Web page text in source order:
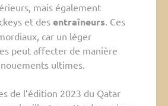
mais également
et des entraîneurs. Ces
car un léger
peut affecter de manière
ultimes.
de l’édition 2023 du Qatar